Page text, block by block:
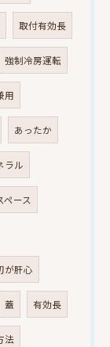
取付有効長
強制冷房運転
用
あったか
ラル
ペース
が肝心
蓋 有効長
法